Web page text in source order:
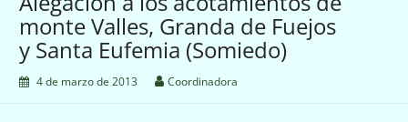
monte Valles, Granda de Fuejos
y Santa Eufemia (Somiedo)
4 de marzo de 2013 Coordinadora